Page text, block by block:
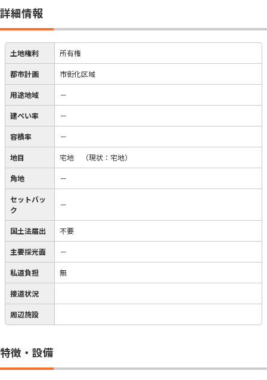
詳細情報
土地権利 所有権
都市計画 市街化区域
用途地域 －
建ぺい率 －
容積率 －
地目 宅地 （現状：宅地）
角地 －
セットバッ
ク
－
国土法届出 不要
主要採光面 －
私道負担 無
接道状況
周辺施設
特徴・設備